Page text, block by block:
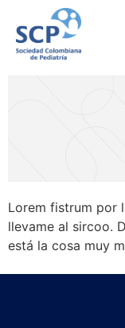
Lorem fistrum por
llevame al sircoo.
está la cosa muy